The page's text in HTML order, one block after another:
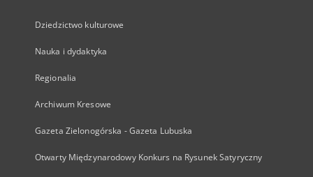
Dziedzictwo kulturowe
Nauka i dydaktyka
Regionalia
Archiwum Kresowe
Gazeta Zielonogórska - Gazeta Lubuska
Otwarty Międzynarodowy Konkurs na Rysunek Satyryczny